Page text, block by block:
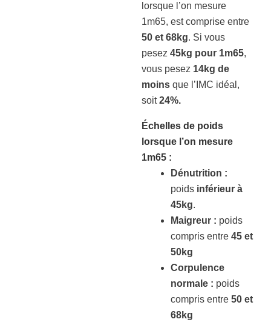
lorsque l’on mesure
1m65, est comprise entre
50 et 68kg. Si vous
pesez 45kg pour 1m65,
vous pesez 14kg de
moins que l’IMC idéal,
soit24%.
Échelles de poids
lorsque l’on mesure
1m65 :
Dénutrition :
poids inférieur à
45kg.
Maigreur : poids
compris entre 45 et
50kg
Corpulence
normale : poids
compris entre 50 et
68kg